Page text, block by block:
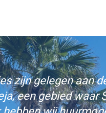
zijn gelegen aan
een gebied